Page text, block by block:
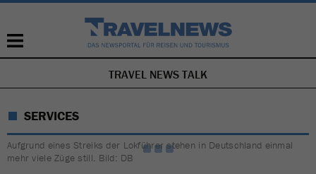
NAVIGATION
ÜBERSPRINGEN
TRAVEL NEWS TALK
SERVICES
Aufgrund eines Streiks der Lokführer stehen in Deutschland einmal
mehr viele Züge still. Bild: DB